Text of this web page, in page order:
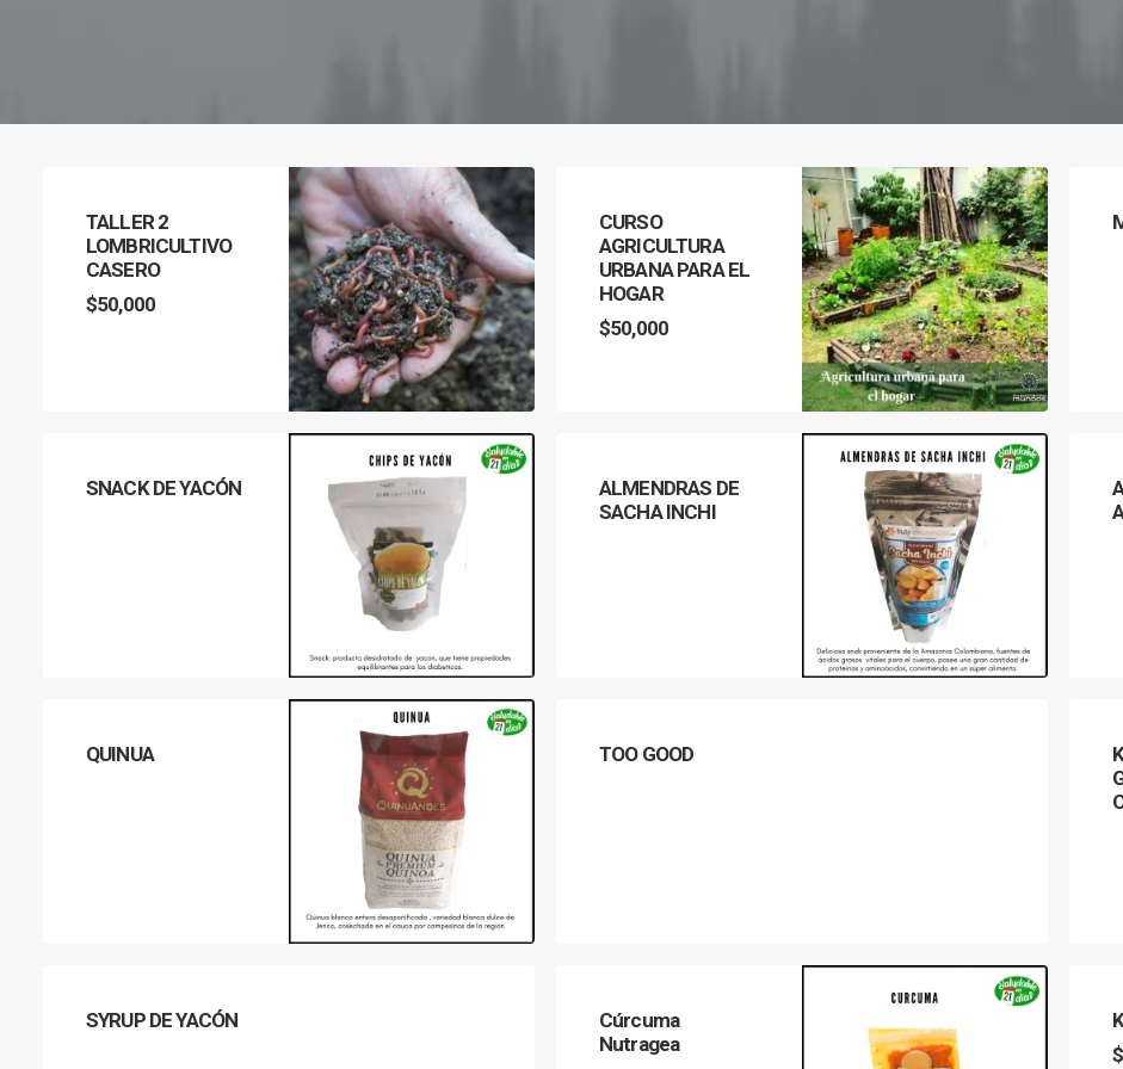
AÑADIR AL CARRITO
TALLER 2
LOMBRICULTIVO
CASERO
$50,000
AÑADIR AL CARRITO
CURSO
AGRICULTURA
URBANA PARA EL
HOGAR
$50,000
LEER MÁS
SNACK DE YACÓN
ALMENDRAS DE
SACHA INCHI
QUINUA
LEER MÁS
TOO GOOD
SYRUP DE YACÓN
Cúrcuma
Nutragea
$